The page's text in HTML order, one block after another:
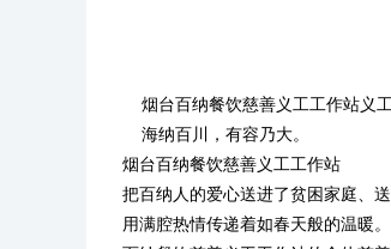
烟台百纳餐饮慈善义工工作站义
海纳百川，有容乃大。
烟台百纳餐饮慈善义工工作站
把百纳人的爱心送进了贫困家庭、
用满腔热情传递着如春天般的温暖。